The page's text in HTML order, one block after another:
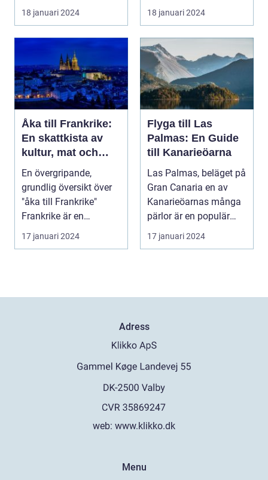
Spanien, ett land som
inte bar...
18 januari 2024
Skottland, det my...
18 januari 2024
Åka till Frankrike:
En skattkista av
kultur, mat och
historia
En övergripande,
grundlig översikt över
"åka till Frankrike"
Frankrike är en
destination som ofta
17 januari 2024
Flyga till Las
Palmas: En Guide
till Kanarieöarna
Las Palmas, beläget på
Gran Canaria en av
Kanarieöarnas många
pärlor är en populär
destination för...
17 januari 2024
Adress
web: www.klikko.dk
Menu